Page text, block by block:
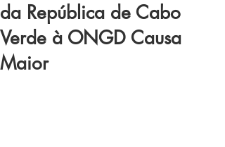
da República de Cabo
Verde à ONGD Causa
Maior